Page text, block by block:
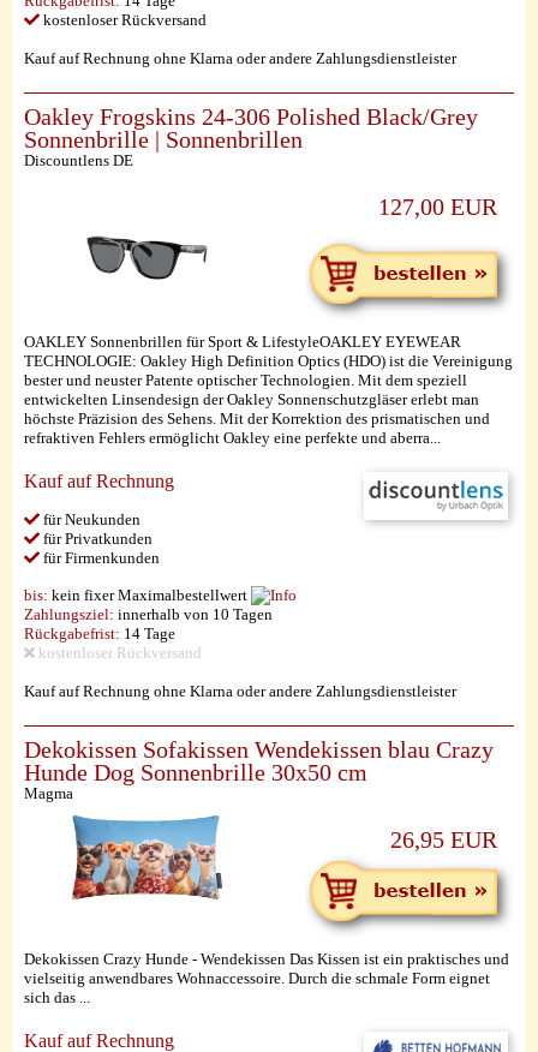
kostenloser Rückversand
Kauf auf Rechnung ohne Klarna oder andere Zahlungsdienstleister
Oakley Frogskins 24-306 Polished Black/Grey
Sonnenbrille | Sonnenbrillen
Discountlens DE
127,00 EUR
OAKLEY Sonnenbrillen für Sport & LifestyleOAKLEY EYEWEAR
TECHNOLOGIE: Oakley High Definition Optics (HDO) ist die Vereinigung
bester und neuster Patente optischer Technologien. Mit dem speziell
entwickelten Linsendesign der Oakley Sonnenschutzgläser erlebt man
höchste Präzision des Sehens. Mit der Korrektion des prismatischen und
refraktiven Fehlers ermöglicht Oakley eine perfekte und aberra...
Kauf auf Rechnung
für Neukunden
für Privatkunden
für Firmenkunden
bis: kein fixer Maximalbestellwert
Zahlungsziel: innerhalb von 10 Tagen
Rückgabefrist: 14 Tage
kostenloser Rückversand
Kauf auf Rechnung ohne Klarna oder andere Zahlungsdienstleister
Dekokissen Sofakissen Wendekissen blau Crazy
Hunde Dog Sonnenbrille 30x50 cm
Magma
26,95 EUR
Dekokissen Crazy Hunde - Wendekissen Das Kissen ist ein praktisches und
vielseitig anwendbares Wohnaccessoire. Durch die schmale Form eignet
sich das ...
Kauf auf Rechnung